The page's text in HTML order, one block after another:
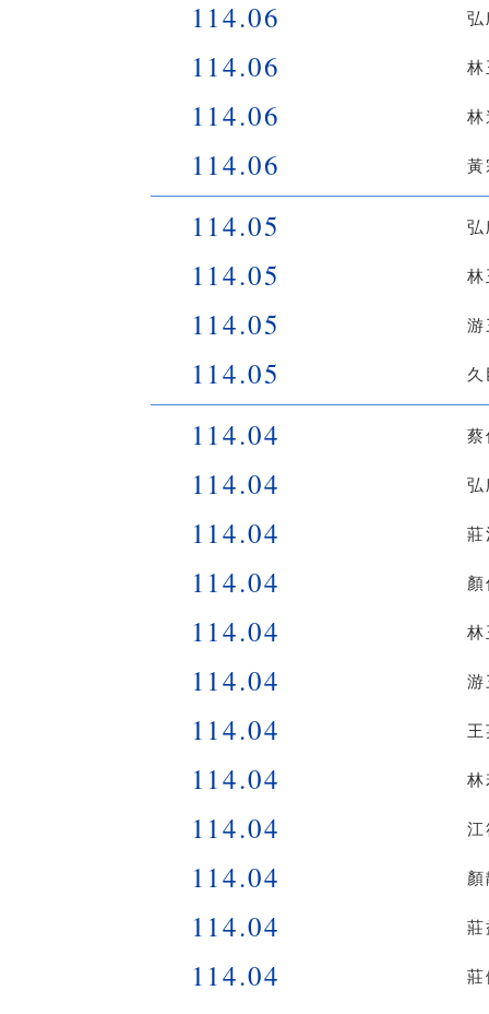
114.06
114.06
114.06
114.06
114.05
114.05
114.05
114.05
114.04
114.04
114.04
114.04
114.04
114.04
114.04
114.04
114.04
114.04
114.04
114.04